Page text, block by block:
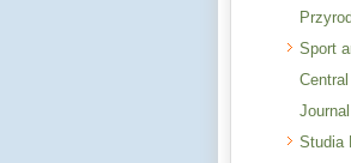
Sport
Journal
Studia